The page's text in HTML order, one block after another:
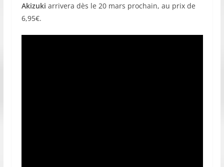
Akizuki arrivera dès le 20 mars prochain, au prix de
6,95€.